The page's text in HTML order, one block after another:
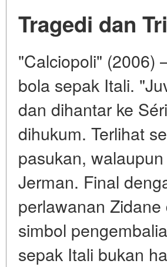
Tragedi dan
"Calciopoli" (2006)
bola sepak Itali.
dan dihantar ke
dihukum. Terlihat
pasukan,
Jerman. Final
perlawanan
simbol
sepak Itali bukan